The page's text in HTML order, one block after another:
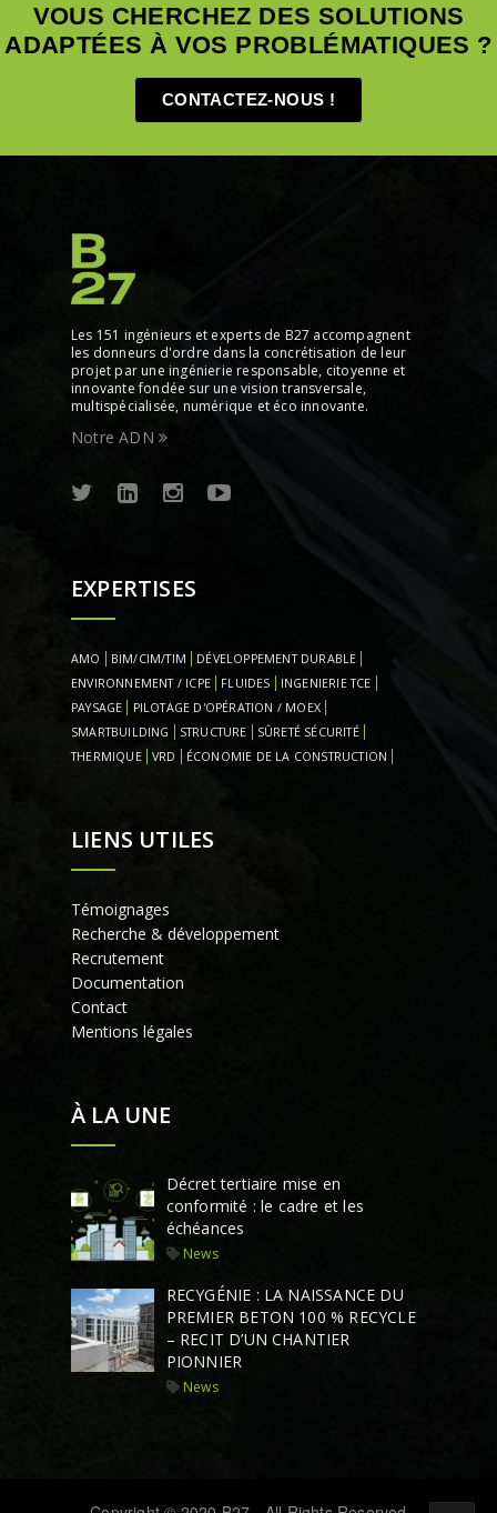
VOUS CHERCHEZ DES SOLUTIONS
ADAPTÉES À VOS PROBLÉMATIQUES ?
CONTACTEZ-NOUS !
Les 151 ingénieurs et experts de B27 accompagnent
les donneurs d'ordre dans la concrétisation de leur
projet par une ingénierie responsable, citoyenne et
innovante fondée sur une vision transversale,
multispécialisée, numérique et éco innovante.
Notre ADN
EXPERTISES
AMO BIM/CIM/TIM
DÉVELOPPEMENT DURABLE
ENVIRONNEMENT / ICPE
FLUIDES
INGENIERIE TCE
PAYSAGE
PILOTAGE D'OPÉRATION / MOEX
SMARTBUILDING
STRUCTURE
SÛRETÉ SÉCURITÉ
THERMIQUE
VRD ÉCONOMIE DE LA CONSTRUCTION
LIENS UTILES
Témoignages
Recherche & développement
Recrutement
Documentation
Contact
Mentions légales
À LA UNE
Décret tertiaire mise en
conformité : le cadre et les
échéances
News
RECYGÉNIE : LA NAISSANCE DU
PREMIER BETON 100 % RECYCLE
– RECIT D’UN CHANTIER
PIONNIER
News